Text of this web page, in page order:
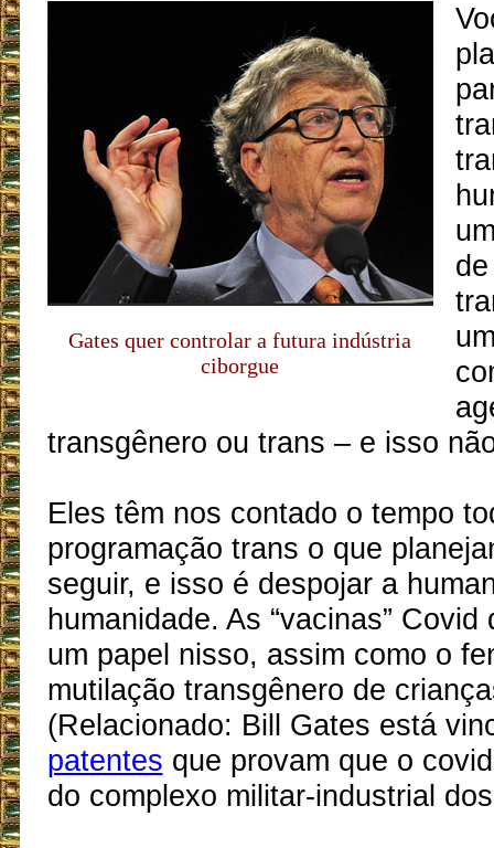
Gates quer controlar a futura indústria
ciborgue
transgênero ou trans – e isso
Eles têm nos contado o tempo
programação trans o que
seguir, e isso é despojar a
humanidade. As “vacinas” Covid
um papel nisso, assim como o
mutilação transgênero de
(Relacionado: Bill Gates está
patentes que provam que o
do complexo militar-industrial